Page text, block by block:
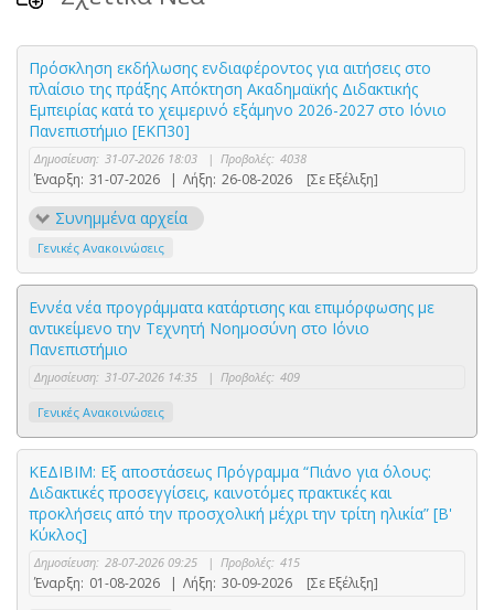
Πρόσκληση εκδήλωσης ενδιαφέροντος για αιτήσεις στο
πλαίσιο της πράξης Απόκτηση Ακαδημαϊκής Διδακτικής
Εμπειρίας κατά το χειμερινό εξάμηνο 2026-2027 στο Ιόνιο
Πανεπιστήμιο [ΕΚΠ30]
Δημοσίευση: 31-07-2026 18:03 | Προβολές: 4038
Έναρξη: 31-07-2026 | Λήξη: 26-08-2026 [Σε Εξέλιξη]
Συνημμένα αρχεία
Γενικές Ανακοινώσεις
Εννέα νέα προγράμματα κατάρτισης και επιμόρφωσης με
αντικείμενο την Τεχνητή Νοημοσύνη στο Ιόνιο
Πανεπιστήμιο
Δημοσίευση: 31-07-2026 14:35 | Προβολές: 409
Γενικές Ανακοινώσεις
ΚΕΔΙΒΙΜ: Εξ αποστάσεως Πρόγραμμα “Πιάνο για όλους:
Διδακτικές προσεγγίσεις, καινοτόμες πρακτικές και
προκλήσεις από την προσχολική μέχρι την τρίτη ηλικία” [Β'
Κύκλος]
Δημοσίευση: 28-07-2026 09:25 | Προβολές: 415
Έναρξη: 01-08-2026 | Λήξη: 30-09-2026 [Σε Εξέλιξη]